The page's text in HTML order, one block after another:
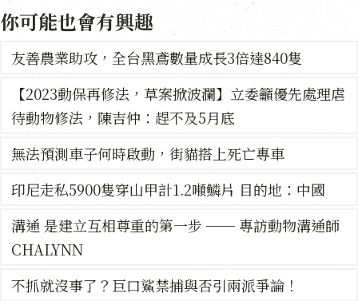
你可能也會有興趣
友善農業助攻，全台黑鳶數量成長3倍達840隻
【2023動保再修法，草案掀波瀾】立委籲優先處理虐
待動物修法，陳吉仲：趕不及5月底
無法預測車子何時啟動，街貓搭上死亡專車
印尼走私5900隻穿山甲計1.2噸鱗片 目的地：中國
溝通 是建立互相尊重的第一步 ── 專訪動物溝通師
CHALYNN
不抓就沒事了？巨口鯊禁捕與否引兩派爭論！